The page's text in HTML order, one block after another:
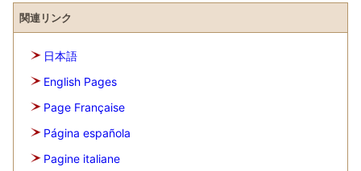
関連リンク
日本語
English Pages
Page Française
Página española
Pagine italiane